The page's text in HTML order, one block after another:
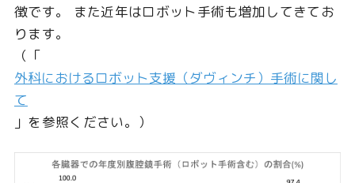
徴です。 また近年はロボット手術も増加してきてお
ります。
（「
外科におけるロボット支援（ダヴィンチ）手術に関し
て
」を参照ください。）